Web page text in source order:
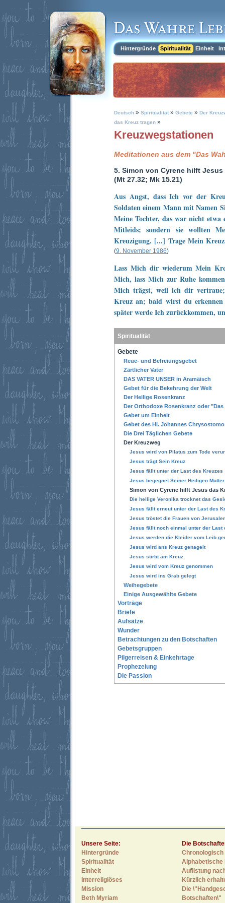
Hintergründe Spiritualität Einheit
Deutsch » Spiritualität » Gebete » Der
das Kreuz tragen »
Kreuzwegstationen
Meditationen aus dem "Das
5. Simon von Cyrene hilft
(Mt 27.32; Mk 15.21)
Aus Angst, dass Ich vor der
Soldaten einem Mann mit Namen
Meine Tochter, das war nicht etwa
Mitleids; sondern sie wollten
Kreuzigung. [...] Trage Mein
(9. November 1986)
Lass Mich dir wiederum Mein
Mich, lass Mich zur Ruhe
Mich trägst, weil ich dir
Kreuz an; bald wirst du
später werde Ich zurückkommen,
Spiritualität
Gebete
Reue- und Befreiungsgebet
Zärtlicher Vater
DAS VATER UNSER in Aramäisch
Gebet für die Bekehrung der Welt
Der Heilige Rosenkranz
Der Orthodoxe Rosenkranz oder
Gebet um Einheit
Gebet des Hl. Johannes
Die Drei Täglichen Gebete
Der Kreuzweg
Jesus wird von Pilatus zum Tode
Jesus trägt Sein Kreuz
Jesus fällt unter der Last des Kreuzes
Jesus begegnet Seiner Heiligen Mutter
Simon von Cyrene hilft Jesus das
Die heilige Veronika trocknet das
Jesus fällt erneut unter der Last des
Jesus tröstet die Frauen von
Jesus fällt noch einmal unter der Last
Jesus werden die Kleider vom Leib
Jesus wird ans Kreuz genagelt
Jesus stirbt am Kreuz
Jesus wird vom Kreuz genommen
Jesus wird ins Grab gelegt
Weihegebete
Einige Ausgewählte Gebete
Vorträge
Briefe
Aufsätze
Wunder
Betrachtungen zu den Botschaften
Gebetsgruppen
Pilgerreisen & Einkehrtage
Prophezeiung
Die Passion
Unsere Seite:
Hintergründe
Spiritualität
Einheit
Interreligiöses
Mission
Beth Myriam
Die
Alphabetische
Auflistung
Kürzlich
Die
Botschaften\"